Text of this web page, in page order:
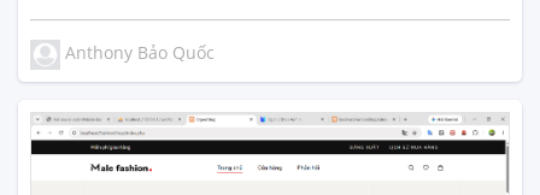
Anthony Bảo Quốc